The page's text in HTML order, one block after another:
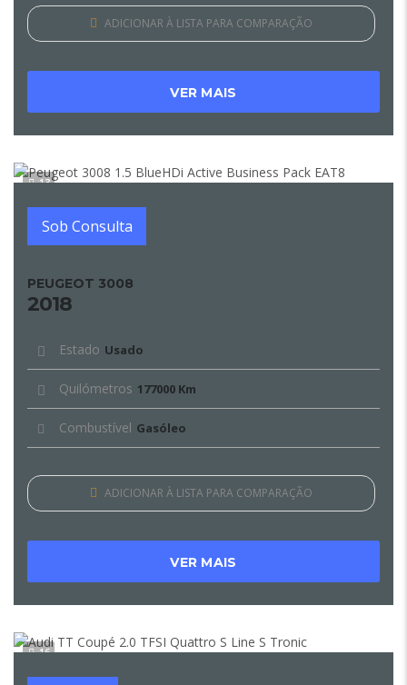
ADICIONAR À LISTA PARA COMPARAÇÃO
VER MAIS
13
Sob Consulta
PEUGEOT 3008
2018
Estado Usado
Quilómetros 177000 Km
Combustível Gasóleo
ADICIONAR À LISTA PARA COMPARAÇÃO
VER MAIS
16